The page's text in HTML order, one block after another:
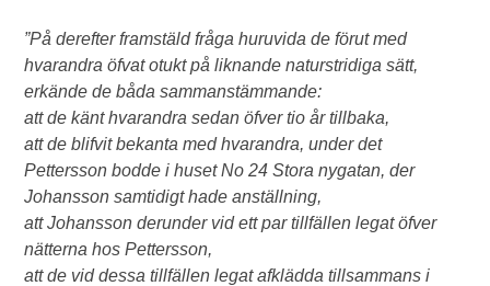
”På derefter framstäld fråga huruvida de förut med
hvarandra öfvat otukt på liknande naturstridiga sätt,
erkände de båda sammanstämmande:
att de känt hvarandra sedan öfver tio år tillbaka,
att de blifvit bekanta med hvarandra, under det
Pettersson bodde i huset No 24 Stora nygatan, der
Johansson samtidigt hade anställning,
att Johansson derunder vid ett par tillfällen legat öfver
nätterna hos Pettersson,
att de vid dessa tillfällen legat afklädda tillsammans i